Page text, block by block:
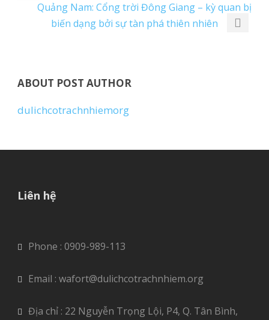
Quảng Nam: Cổng trời Đông Giang – kỳ quan bị
biến dạng bởi sự tàn phá thiên nhiên
ABOUT POST AUTHOR
dulichcotrachnhiemorg
Liên hệ
Phone : 0909-989-113
Email : wafort@dulichcotrachnhiem.org
Địa chỉ : 22 Nguyễn Trọng Lội, P4, Q. Tân Bình,